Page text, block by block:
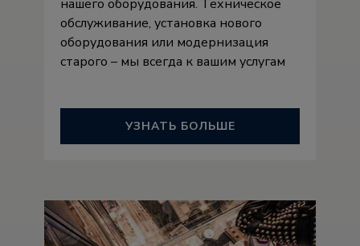
нашего оборудования. Техническое
обслуживание, установка нового
оборудования или модернизация
старого – мы всегда к вашим услугам
УЗНАТЬ БОЛЬШЕ